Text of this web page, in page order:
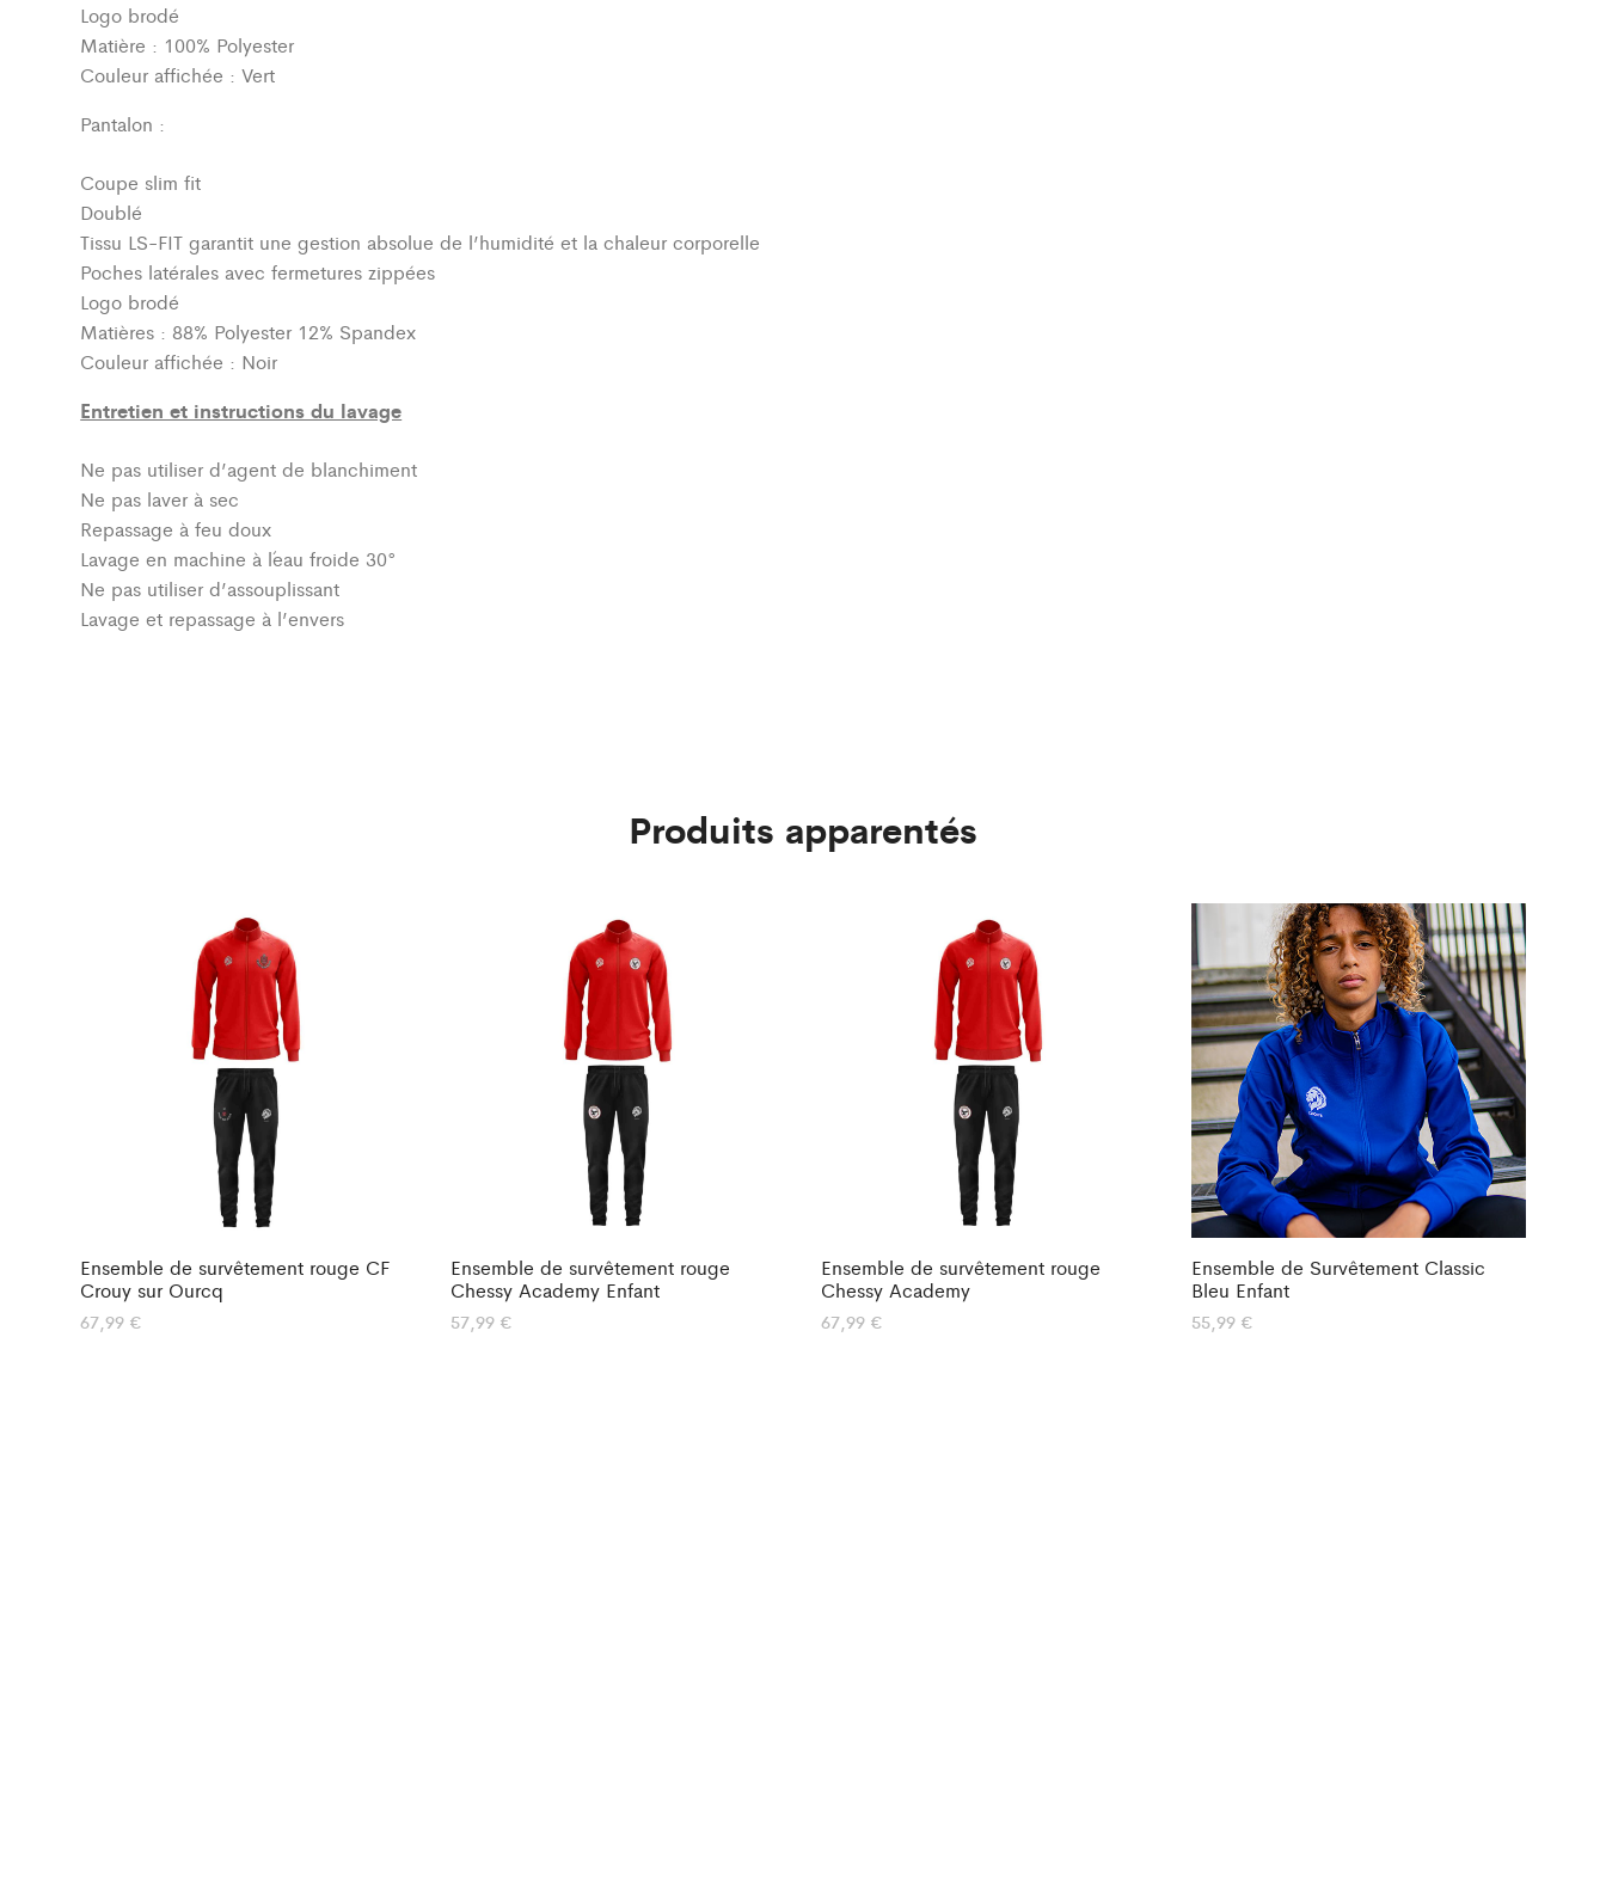
Logo brodé
Matière : 100% Polyester
Couleur affichée : Vert
Pantalon :
Coupe slim fit
Doublé
Tissu LS-FIT garantit une gestion absolue de l’humidité et la chaleur corporelle
Poches latérales avec fermetures zippées
Logo brodé
Matières : 88% Polyester 12% Spandex
Couleur affichée : Noir
Entretien et instructions du lavage
Ne pas utiliser d’agent de blanchiment
Ne pas laver à sec
Repassage à feu doux
Lavage en machine à l´eau froide 30°
Ne pas utiliser d’assouplissant
Lavage et repassage à l’envers
Produits apparentés
Ensemble de survêtement rouge CF
Crouy sur Ourcq
67,99 €
Ensemble de survêtement rouge
Chessy Academy Enfant
57,99 €
Ensemble de survêtement rouge
Chessy Academy
67,99 €
Ensemble de Survêtement Classic
Bleu Enfant
55,99 €